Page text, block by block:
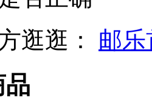
逛逛：
邮
品